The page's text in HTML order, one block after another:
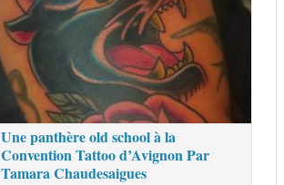
Une panthère old school à la
Convention Tattoo d’Avignon Par
Tamara Chaudesaigues